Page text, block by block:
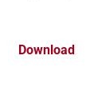
Download